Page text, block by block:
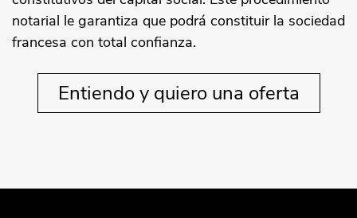
notarial le garantiza que podrá constituir la sociedad
francesa con total confianza.
Entiendo y quiero una oferta